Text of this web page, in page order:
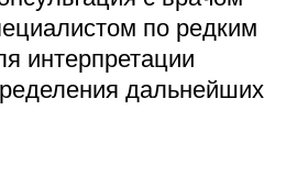
по редким
интерпретации
дальнейших